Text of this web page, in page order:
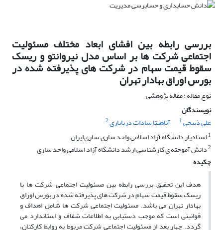
بررسی رابطه بین افشای ابعاد مختلف مسئولیت
اجتماعی شرکت ها بر اساس مدل نیروانتو و ریسک
سقوط قیمت سهام در شرکت های پذیرفته شده در
بورس اوراق بهادار تهران
نوع مقاله : مقاله پژوهشی
نویسندگان
علی ذبیحی1 آناهیتا سادات دریاباری2
1استادیار دانشگاه آزاد اسلامی واحد ساری, ساری,ایران
2دانش آموخته ی کارشناسی ارشد دانشگاه آزاد اسلامی واحد ساری
چکیده
هدف این تحقیق بررسی رابطه بین مسئولیت اجتماعی شرکت ها با
ریسک سقوط قیمت سهام در شرکت های پذیرفته شده در بورس اوراق
بهادار تهران می باشد. مسئولیت اجتماعی شرکت ها شامل اهداف و
قوانینی است که موجب دستیابی به اطلاعات شفاف و استاندارد می
گردد. چهار بعد از مسئولیت اجتماعی شرکت مربوط به رواﺑﻂ ﮐﺎرﮐﻨﺎن،